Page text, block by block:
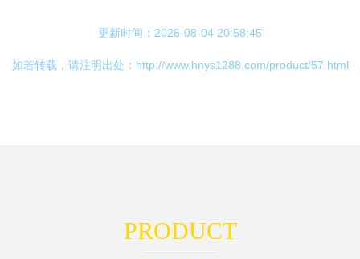
更新时间：2026-08-04 20:58:45
如若转载，请注明出处：http://www.hnys1288.com/product/57.html
PRODUCT